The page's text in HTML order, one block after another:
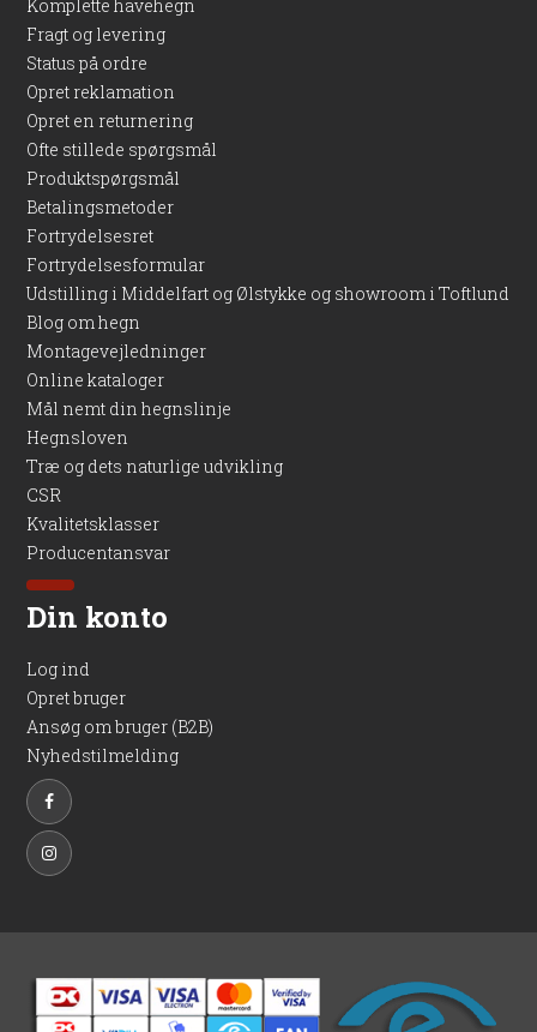
Komplette havehegn
Fragt og levering
Status på ordre
Opret reklamation
Opret en returnering
Ofte stillede spørgsmål
Produktspørgsmål
Betalingsmetoder
Fortrydelsesret
Fortrydelsesformular
Udstilling i Middelfart og Ølstykke og showroom i Toftlund
Blog om hegn
Montagevejledninger
Online kataloger
Mål nemt din hegnslinje
Hegnsloven
Træ og dets naturlige udvikling
CSR
Kvalitetsklasser
Producentansvar
Din konto
Log ind
Opret bruger
Ansøg om bruger (B2B)
Nyhedstilmelding